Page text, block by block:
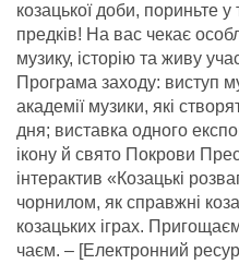
козацької доби, пориньте у
предків! На вас чекає
музику, історію та живу
Програма заходу: виступ
академії музики, які
дня; виставка одного
ікону й свято Покрови
інтерактив «Козацькі
чорнилом, як справжні
козацьких іграх.
чаєм. – [Електронний